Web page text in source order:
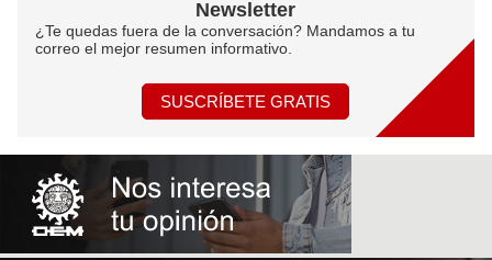
Newsletter
¿Te quedas fuera de la conversación? Mandamos a tu
correo el mejor resumen informativo.
SUSCRÍBETE GRATIS